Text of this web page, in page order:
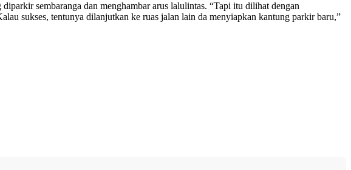
sembaranga dan menghambar arus lalulintas. “Tapi itu dilihat dengan
sukses, tentunya dilanjutkan ke ruas jalan lain da menyiapkan kantung parkir baru,”